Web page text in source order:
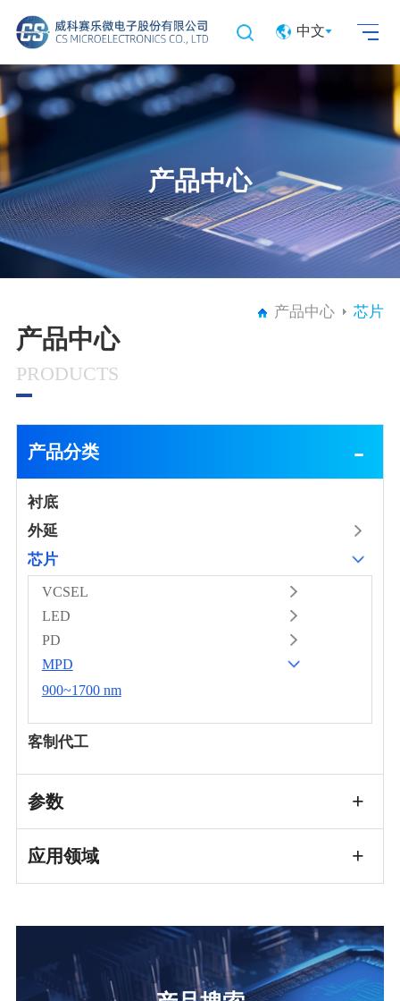
中文
产品中心
产品中心 芯片
产品中心
PRODUCTS
产品分类
衬底
外延
芯片
VCSEL
LED
PD
MPD
900~1700 nm
客制代工
参数
应用领域